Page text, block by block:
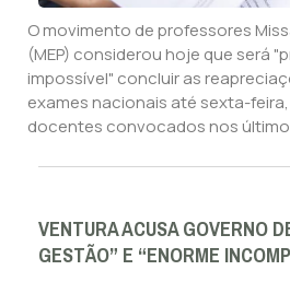
O movimento de professores
(MEP) considerou hoje que será
impossível" concluir as
exames nacionais até sexta-
docentes convocados nos
VENTURA ACUSA GOVERNO
GESTÃO” E “ENORME